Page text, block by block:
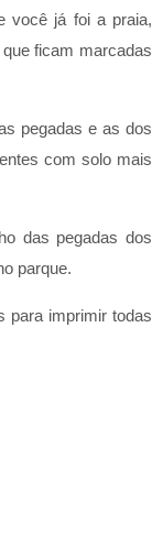
você já foi a praia,
ficam marcadas
pegadas e as dos
com solo mais
das pegadas dos
parque.
para imprimir todas